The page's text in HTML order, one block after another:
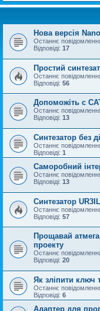
Нова версія
Останнє
Відповіді: 17
Простий
Останнє
Відповіді: 56
Допоможіть с
Останнє
Відповіді: 13
Синтезатор без
Останнє
Відповіді: 1
Саморобний
Останнє
Відповіді: 13
Синтезатор
Останнє
Відповіді: 57
Прощавай
проекту
Останнє
Відповіді: 20
Як зліпити ключ
Останнє
Відповіді: 6
Адаптер для